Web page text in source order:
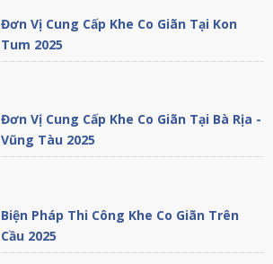
Đơn Vị Cung Cấp Khe Co Giãn Tại Kon
Tum 2025
Đơn Vị Cung Cấp Khe Co Giãn Tại Bà Rịa -
Vũng Tàu 2025
Biện Pháp Thi Công Khe Co Giãn Trên
Cầu 2025